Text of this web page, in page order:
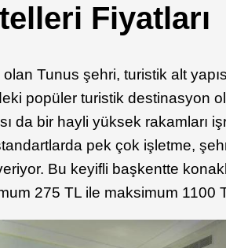
Fiyatları
Tunus şehri, turistik alt
popüler turistik destinasyon
da bir hayli yüksek rakamları
pek çok işletme,
Bu keyifli başkentte
275 TL ile maksimum 1100